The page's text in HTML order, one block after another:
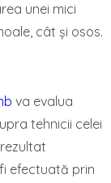
unei mici
cât și osos.
va evalua
tehnicii celei
efectuată prin